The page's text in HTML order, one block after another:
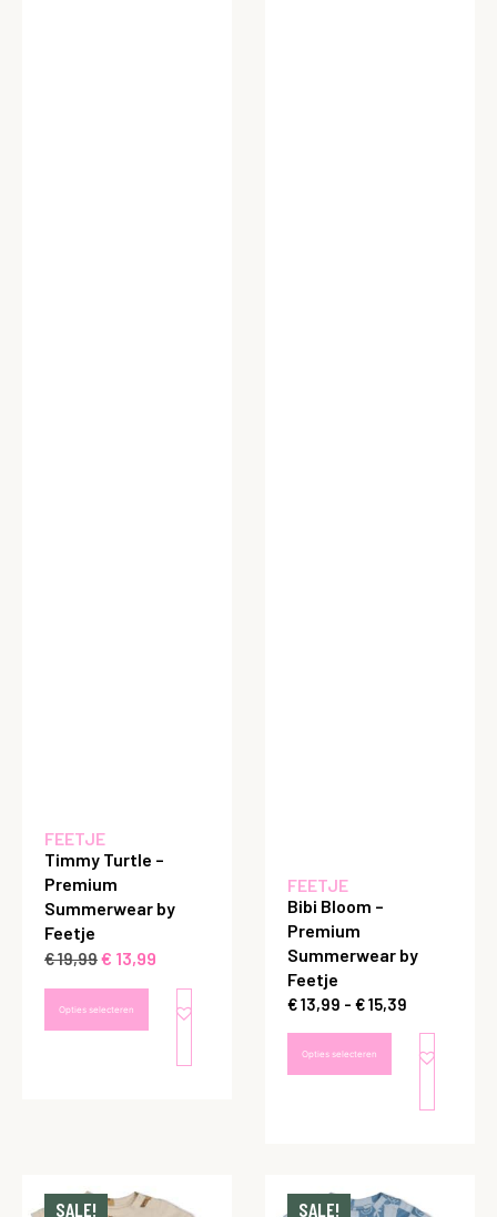
FEETJE
Timmy Turtle –
Premium
Summerwear by
Feetje
€19,99€ 13,99
Opties selecteren
FEETJE
Bibi Bloom –
Premium
Summerwear by
Feetje
€13,99 - €15,39
Opties selecteren
SALE! SALE!